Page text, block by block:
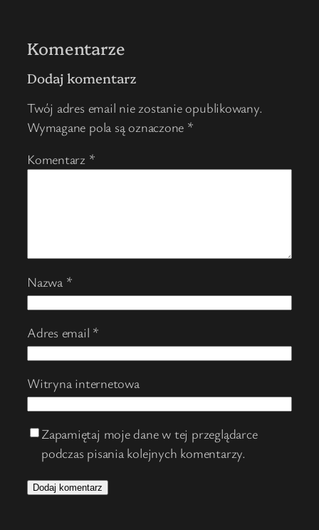
Komentarze
Dodaj komentarz
Twój adres email nie zostanie opublikowany.
Wymagane pola są oznaczone *
Komentarz *
Nazwa *
Adres email *
Witryna internetowa
Zapamiętaj moje dane w tej przeglądarce
podczas pisania kolejnych komentarzy.